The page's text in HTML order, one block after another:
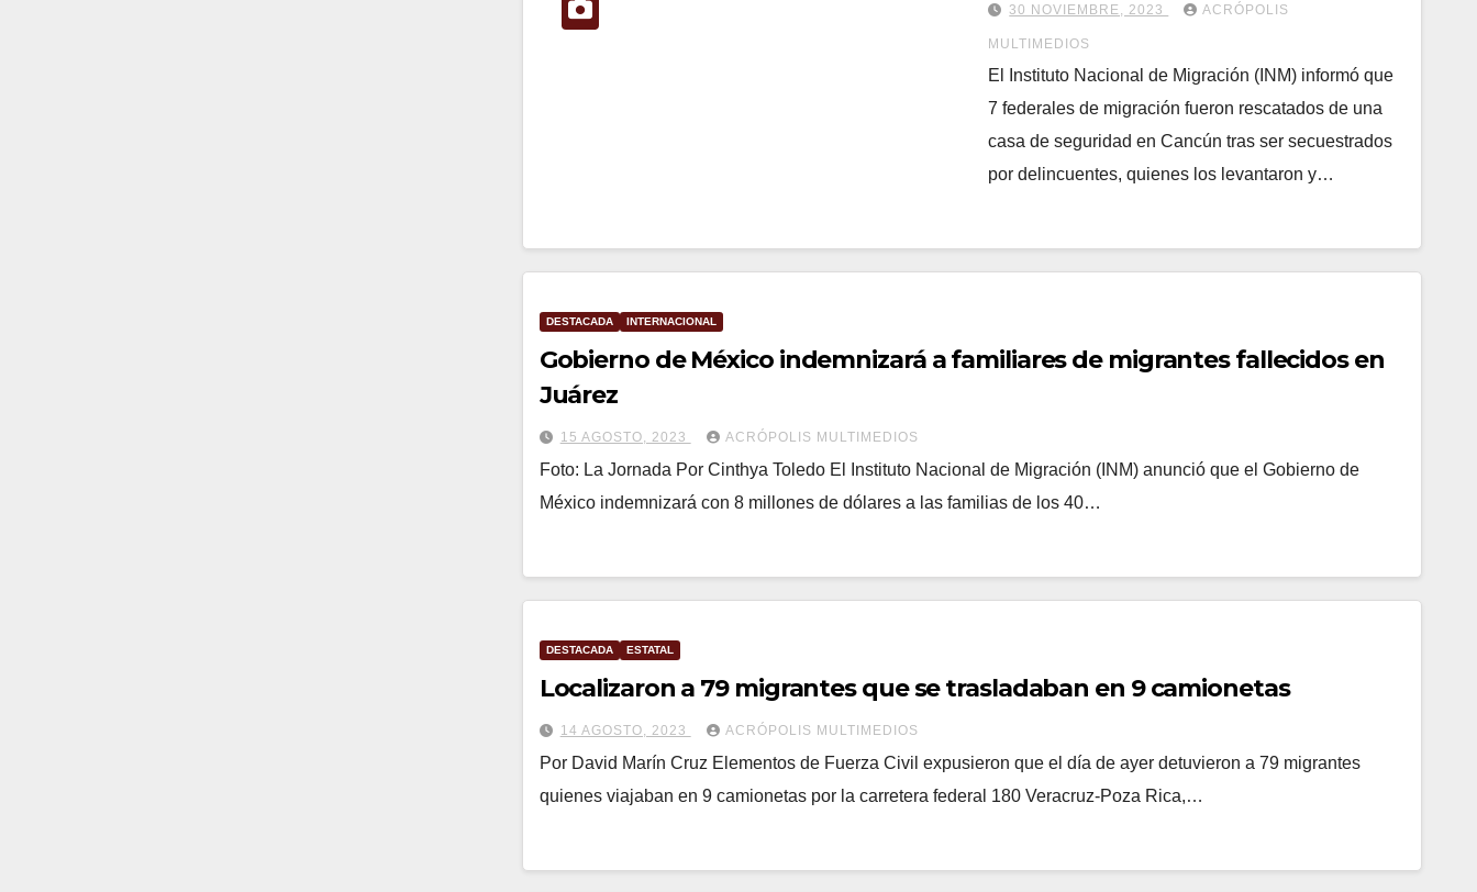
30 NOVIEMBRE, 2023 ACRÓPOLIS
MULTIMEDIOS
El Instituto Nacional de Migración (INM) informó que
7 federales de migración fueron rescatados de una
casa de seguridad en Cancún tras ser secuestrados
por delincuentes, quienes los levantaron y…
DESTACADA INTERNACIONAL
Gobierno de México indemnizará a familiares de migrantes fallecidos en
Juárez
15 AGOSTO, 2023 ACRÓPOLIS MULTIMEDIOS
Foto: La Jornada Por Cinthya Toledo El Instituto Nacional de Migración (INM) anunció que el Gobierno de
México indemnizará con 8 millones de dólares a las familias de los 40…
DESTACADA ESTATAL
Localizaron a 79 migrantes que se trasladaban en 9 camionetas
14 AGOSTO, 2023 ACRÓPOLIS MULTIMEDIOS
Por David Marín Cruz Elementos de Fuerza Civil expusieron que el día de ayer detuvieron a 79 migrantes
quienes viajaban en 9 camionetas por la carretera federal 180 Veracruz-Poza Rica,…